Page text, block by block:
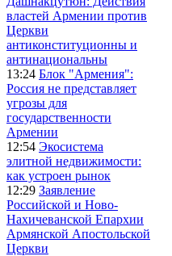
властей Армении против
Церкви
антиконституционны и
антинациональны
13:24 Блок "Армения":
Россия не представляет
угрозы для
государственности
Армении
12:54 Экосистема
элитной недвижимости:
как устроен рынок
12:29 Заявление
Российской и Ново-
Нахичеванской Епархии
Армянской Апостольской
Церкви